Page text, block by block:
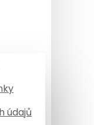
údajů